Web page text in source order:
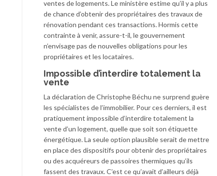
ventes de logements. Le ministère estime qu’il y a plus
de chance d’obtenir des propriétaires des travaux de
rénovation pendant ces transactions. Hormis cette
contrainte à venir, assure-t-il, le gouvernement
n’envisage pas de nouvelles obligations pour les
propriétaires et les locataires.
Impossible d’interdire totalement la
vente
La déclaration de Christophe Béchu ne surprend guère
les spécialistes de l’immobilier. Pour ces derniers, il est
pratiquement impossible d’interdire totalement la
vente d’un logement, quelle que soit son étiquette
énergétique. La seule option plausible serait de mettre
en place des dispositifs pour obtenir des propriétaires
ou des acquéreurs de passoires thermiques qu’ils
fassent des travaux. C’est ce qu’avait d’ailleurs déjà